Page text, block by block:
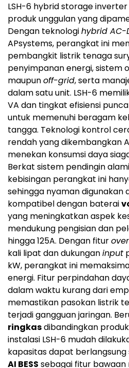
LSH-6 hybrid storage
produk unggulan yang
Dengan teknologihybrid AC-
APsystems, perangkat ini
pembangkit listrik tenaga
penyimpanan energi, sistem
maupunoff-grid, serta
dalam satu unit. LSH-6
VA dan tingkat efisiensi
untuk memenuhi beragam
tangga. Teknologi kontrol
rendah yang dikembangkan
menekan konsumsi daya
Berkat sistem pendingin
kebisingan perangkat ini
sehingga nyaman digunakan
kompatibel dengan baterai
yang meningkatkan aspek
mendukung pengisian dan
hingga 125A. Dengan fitur
kali lipat dan dukunganinput
kW, perangkat ini
energi. Fitur perpindahan
dalam waktu kurang dari
memastikan pasokan listrik
terjadi gangguan jaringan.
ringkasdibandingkan
instalasi LSH-6 mudah
kapasitas dapat
AI BESS sebagai fitur bawaan